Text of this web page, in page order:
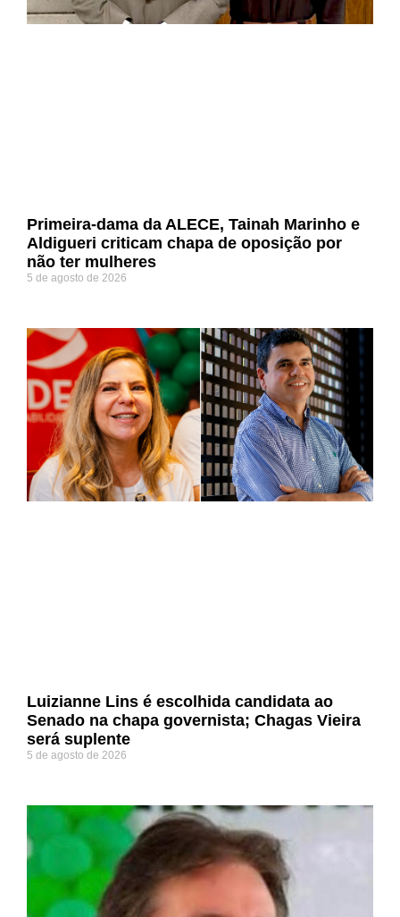
Primeira-dama da ALECE, Tainah Marinho e
Aldigueri criticam chapa de oposição por
não ter mulheres
5 de agosto de 2026
Luizianne Lins é escolhida candidata ao
Senado na chapa governista; Chagas Vieira
será suplente
5 de agosto de 2026